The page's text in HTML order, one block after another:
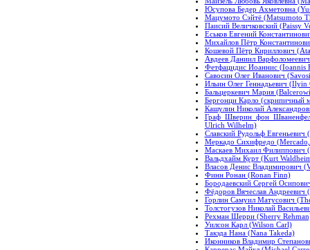
Юсупова Бедер Ахметовна
Мацумото Сэйтё (Matsumoto
Паисий Величковский (Paissy
Еськов Евгений
Михайлов Пётр
Кошевой Пётр Кириллович
Авдеев Даниил
Фетфацидис Иоаннис (Ioannis
Савосин Олег Иванович
Ильин Олег Геннадьевич (Ilyin
Бальцеркевич Мария
Бергонци Карло (скрипичный
Кашулин Николай
Граф Шверин фон
Ulrich Wilhelm)
Славский Рудольф Евгеньевич
Меркадо Сихифредо
Маскаев Михаил Филиппович
Вальдхайм Курт (Kurt
Власов Денис Владимирович
Финн Ронан (Ronan Finn)
Бородаевский Сергей
Фёдоров Вячеслав Андреевич
Горлин Самуил Матусович
Толстогузов Николай
Рехман Шерри (Sherry
Уилсон Карл (Wilson Carl)
Такэда Нана (Nana Takeda)
Иконников Владимир